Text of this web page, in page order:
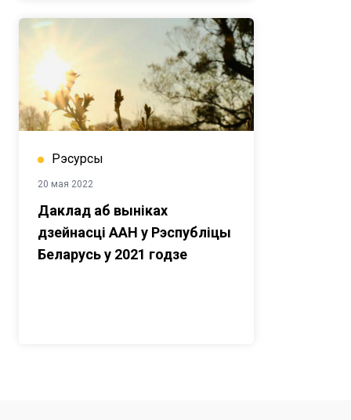
Рэсурсы
20 мая 2022
Даклад аб выніках
дзейнасці ААН у Рэспубліцы
Беларусь у 2021 годзе